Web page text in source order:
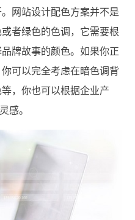
网站设计配色方案并不是
者绿色的色调，它需要根
牌故事的颜色。如果你正
可以完全考虑在暗色调背
，你也可以根据企业产
感。